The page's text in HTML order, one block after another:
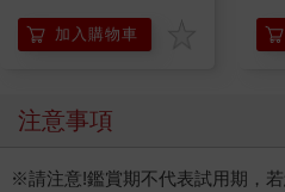
加入購物車
注意事項
※請注意!鑑賞期不代表試用期，